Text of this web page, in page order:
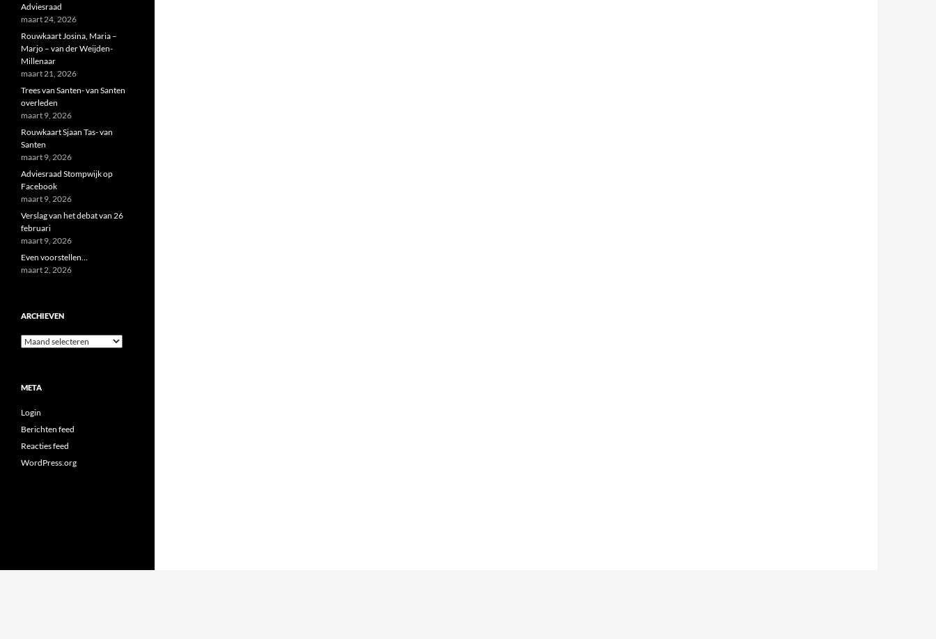
Adviesraad
maart 24, 2026
Rouwkaart Josina, Maria –
Marjo – van der Weijden-
Millenaar
maart 21, 2026
Trees van Santen- van Santen
overleden
maart 9, 2026
Rouwkaart Sjaan Tas- van
Santen
maart 9, 2026
Adviesraad Stompwijk op
Facebook
maart 9, 2026
Verslag van het debat van 26
februari
maart 9, 2026
Even voorstellen…
maart 2, 2026
ARCHIEVEN
Archieven
META
Login
Berichten feed
Reacties feed
WordPress.org